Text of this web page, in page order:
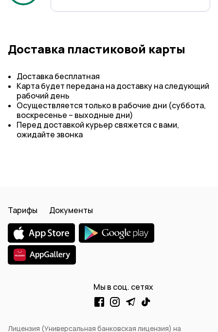
3
Доставка пластиковой карты
Доставка бесплатная
Карта будет передана на доставку на следующий
рабочий день
Осуществляется только в рабочие дни (суббота,
воскресенье – выходные дни)
Перед доставкой курьер свяжется с вами,
ожидайте звонка
Лицензия (Универсальная банковская лицензия) на
Тарифы Документы
Мы в соц. сетях